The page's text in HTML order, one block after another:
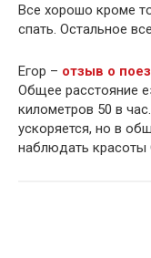
Все хорошо кроме
спать. Остальное
Егор – отзыв о
Общее расстояние
километров 50 в
ускоряется, но в
наблюдать красоты